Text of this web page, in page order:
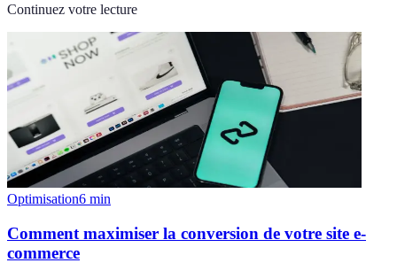
Continuez votre lecture
Optimisation6 min
Comment maximiser la conversion de votre site e-
commerce